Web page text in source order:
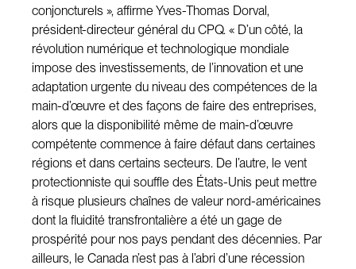
conjoncturels », affirme Yves-Thomas Dorval,
président-directeur général du CPQ. « D’un côté, la
révolution numérique et technologique mondiale
impose des investissements, de l’innovation et une
adaptation urgente du niveau des compétences de la
main-d’œuvre et des façons de faire des entreprises,
alors que la disponibilité même de main-d’œuvre
compétente commence à faire défaut dans certaines
régions et dans certains secteurs. De l’autre, le vent
protectionniste qui souffle des États-Unis peut mettre
à risque plusieurs chaînes de valeur nord-américaines
dont la fluidité transfrontalière a été un gage de
prospérité pour nos pays pendant des décennies. Par
ailleurs, le Canada n’est pas à l’abri d’une récession